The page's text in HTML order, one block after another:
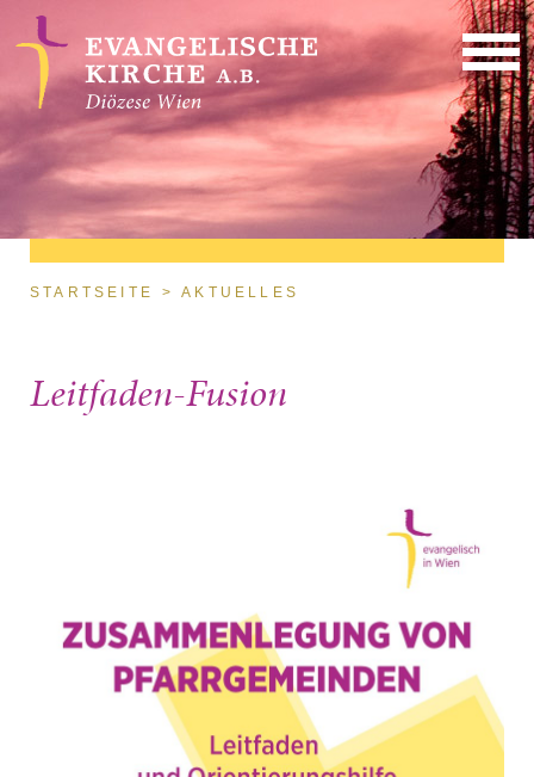
Direkt zum Inhalt
Sie sind hier
STARTSEITE AKTUELLES
Leitfaden-Fusion